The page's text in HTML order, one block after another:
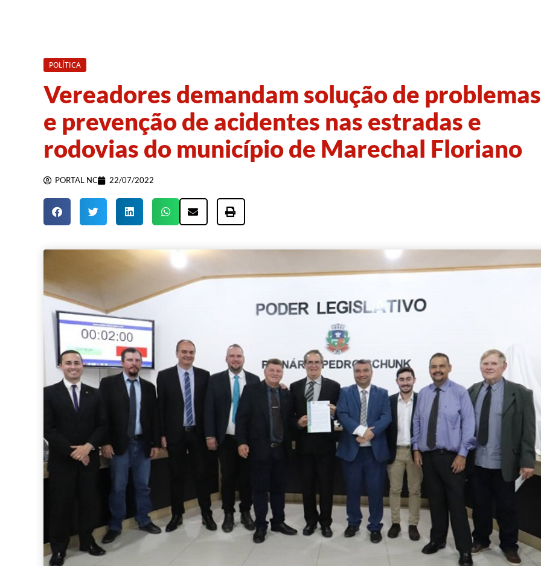
POLÍTICA
Vereadores demandam solução de problemas
e prevenção de acidentes nas estradas e
rodovias do município de Marechal Floriano
PORTAL NC 22/07/2022